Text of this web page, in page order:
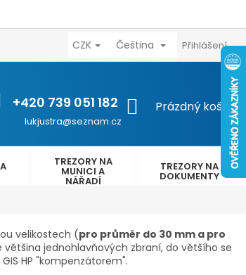
+420 739 051 182
lukjustra@seznam.cz
Reklamační řád Obchodní
CZK Čeština Přihlášení
NÁKUPNÍ
Prázdný košík
TREZORY NA
MUNICI A
NÁŘADÍ
TREZORY NA
DOKUMENTY
velikostech (pro průměr do 30 mm a pro
jednohlavňových zbraní, do většího se
HP "kompenzátorem".